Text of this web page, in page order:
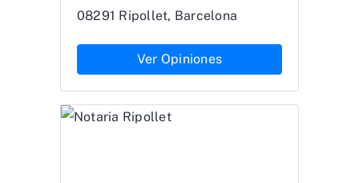
08291 Ripollet, Barcelona
Ver Opiniones